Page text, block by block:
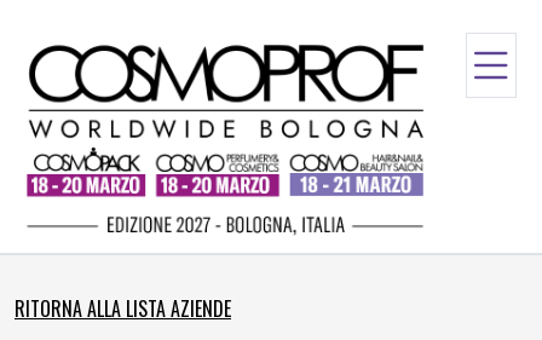
RITORNA ALLA LISTA AZIENDE